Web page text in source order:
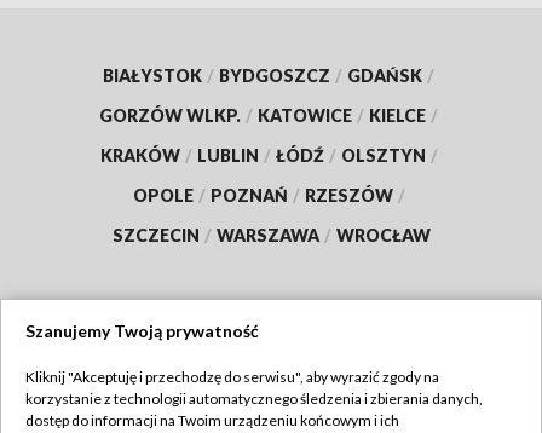
BIAŁYSTOK / BYDGOSZCZ / GDAŃSK /
GORZÓW WLKP. / KATOWICE / KIELCE /
KRAKÓW / LUBLIN / ŁÓDŹ / OLSZTYN /
OPOLE / POZNAŃ / RZESZÓW /
SZCZECIN / WARSZAWA / WROCŁAW
TVP
Szanujemy Twoją prywatność
Kliknij "Akceptuję i przechodzę do serwisu", aby wyrazić zgody na
korzystanie z technologii automatycznego śledzenia i zbierania danych,
dostęp do informacji na Twoim urządzeniu końcowym i ich